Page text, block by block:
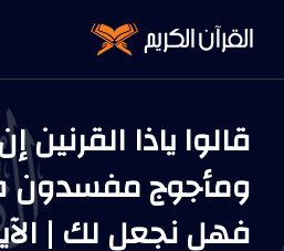
قالوا ياذا القرنين
ومأجوج مفسدون